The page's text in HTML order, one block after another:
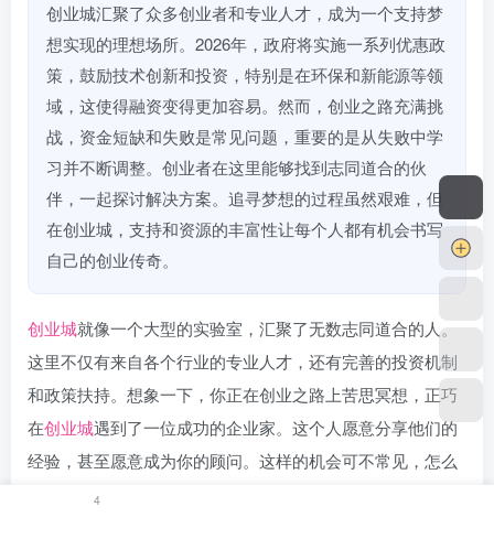
创业城汇聚了众多创业者和专业人才，成为一个支持梦
想实现的理想场所。2026年，政府将实施一系列优惠政
策，鼓励技术创新和投资，特别是在环保和新能源等领
域，这使得融资变得更加容易。然而，创业之路充满挑
战，资金短缺和失败是常见问题，重要的是从失败中学
习并不断调整。创业者在这里能够找到志同道合的伙
伴，一起探讨解决方案。追寻梦想的过程虽然艰难，但
在创业城，支持和资源的丰富性让每个人都有机会书写
自己的创业传奇。
创业城就像一个大型的实验室，汇聚了无数志同道合的人。
这里不仅有来自各个行业的专业人才，还有完善的投资机制
和政策扶持。想象一下，你正在创业之路上苦思冥想，正巧
在创业城遇到了一位成功的企业家。这个人愿意分享他们的
经验，甚至愿意成为你的顾问。这样的机会可不常见，怎么
能不心动呢？
4